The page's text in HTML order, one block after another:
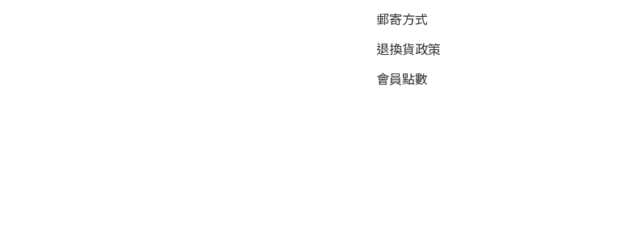
郵寄方式
退換貨政策
會員點數